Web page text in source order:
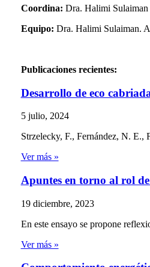
Coordina: Dra. Halimi Sulaiman
Equipo: Dra. Halimi Sulaiman.
Publicaciones recientes:
Desarrollo de eco
5 julio, 2024
Strzelecky, F., Fernández, N.
Ver más »
Apuntes en torno al rol
19 diciembre, 2023
En este ensayo se propone
Ver más »